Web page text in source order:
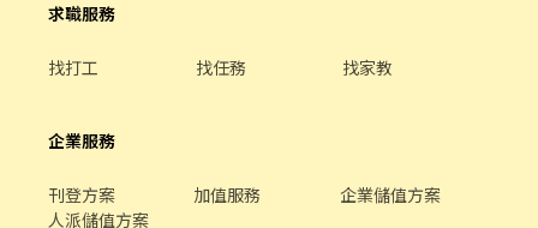
求職服務
找打工 找任務 找家教
企業服務
刊登方案 加值服務
企業儲值方案
人派儲值方案